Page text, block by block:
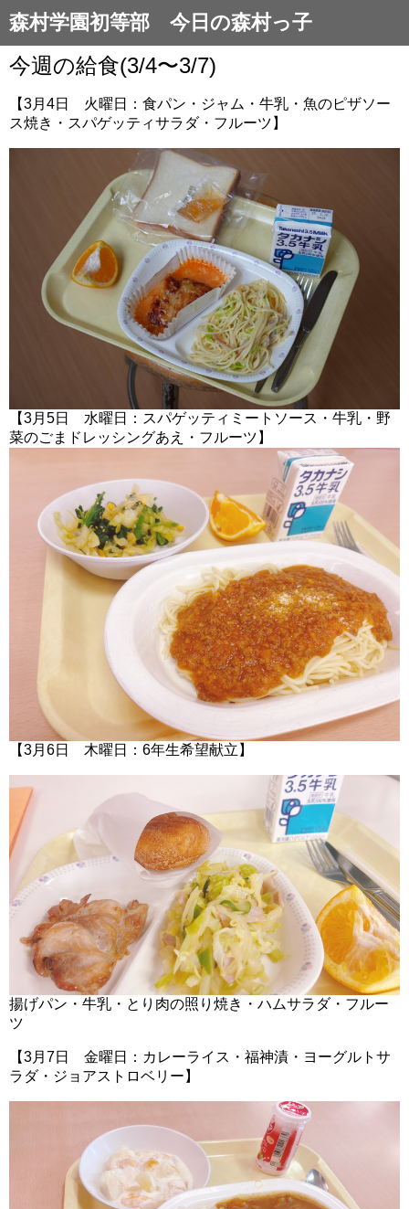
森村学園初等部 今日の森村っ子
今週の給食(3/4〜3/7)
【3月4日 火曜日：食パン・ジャム・牛乳・魚のピザソー
ス焼き・スパゲッティサラダ・フルーツ】
【3月5日 水曜日：スパゲッティミートソース・牛乳・野
菜のごまドレッシングあえ・フルーツ】
【3月6日 木曜日：6年生希望献立】
揚げパン・牛乳・とり肉の照り焼き・ハムサラダ・フルー
ツ
【3月7日 金曜日：カレーライス・福神漬・ヨーグルトサ
ラダ・ジョアストロベリー】